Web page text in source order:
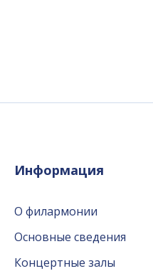
Информация
О филармонии
Основные сведения
Концертные залы